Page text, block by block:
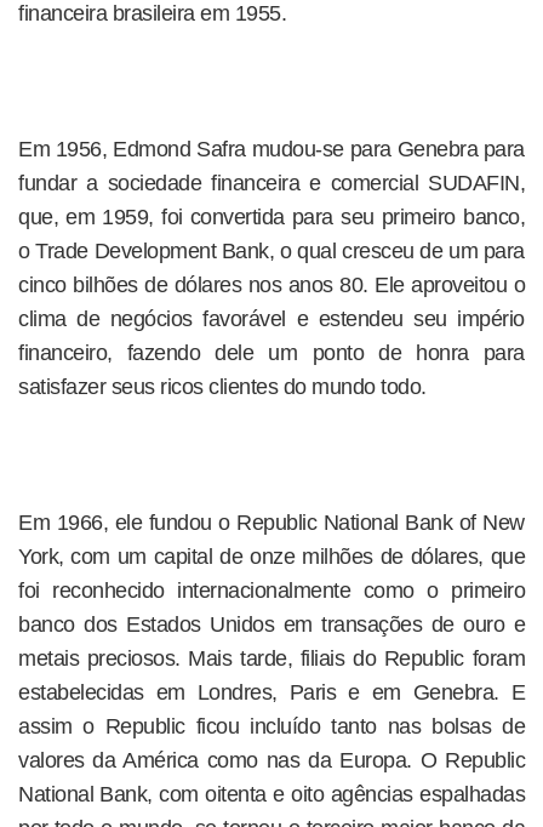
financeira brasileira em 1955.
Em 1956, Edmond Safra mudou-se para Genebra para
fundar a sociedade financeira e comercial SUDAFIN,
que, em 1959, foi convertida para seu primeiro banco,
o Trade Development Bank, o qual cresceu de um para
cinco bilhões de dólares nos anos 80. Ele aproveitou o
clima de negócios favorável e estendeu seu império
financeiro, fazendo dele um ponto de honra para
satisfazer seus ricos clientes do mundo todo.
Em 1966, ele fundou o Republic National Bank of New
York, com um capital de onze milhões de dólares, que
foi reconhecido internacionalmente como o primeiro
banco dos Estados Unidos em transações de ouro e
metais preciosos. Mais tarde, filiais do Republic foram
estabelecidas em Londres, Paris e em Genebra. E
assim o Republic ficou incluído tanto nas bolsas de
valores da América como nas da Europa. O Republic
National Bank, com oitenta e oito agências espalhadas